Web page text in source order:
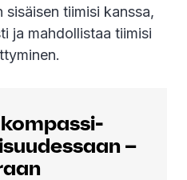
tiimisi kanssa,
ja mahdollistaa tiimisi
–